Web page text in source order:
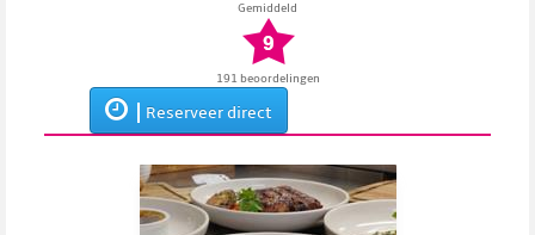
Gemiddeld
191 beoordelingen
Reserveer direct